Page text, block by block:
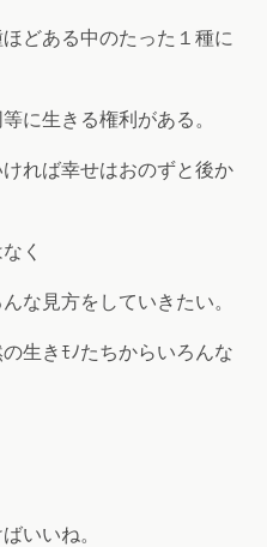
どある中のたった１種に
に生きる権利がある。
れば幸せはおのずと後か
く
な見方をしていきたい。
生きﾓﾉたちからいろんな
いいね。